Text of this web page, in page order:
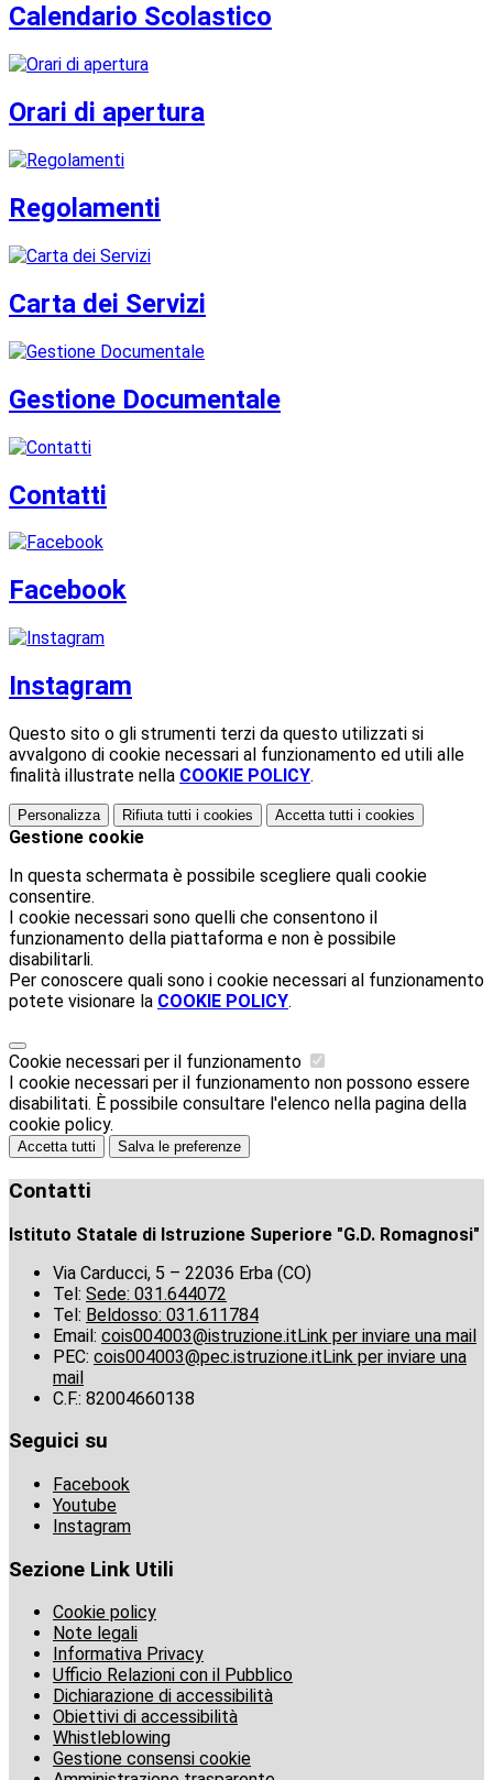
Calendario Scolastico
Orari di apertura
Regolamenti
Carta dei Servizi
Gestione Documentale
Contatti
Facebook
Instagram
Questo sito o gli strumenti terzi da questo utilizzati si
avvalgono di cookie necessari al funzionamento ed utili alle
finalità illustrate nella COOKIE POLICY.
Personalizza Rifiuta tutti i cookies Accetta tutti i cookies
Gestione cookie
In questa schermata è possibile scegliere quali cookie
consentire.
I cookie necessari sono quelli che consentono il
funzionamento della piattaforma e non è possibile
disabilitarli.
Per conoscere quali sono i cookie necessari al funzionamento
potete visionare la COOKIE POLICY.
Cookie necessari per il funzionamento
I cookie necessari per il funzionamento non possono essere
disabilitati. È possibile consultare l'elenco nella pagina della
cookie policy.
Accetta tutti Salva le preferenze
Contatti
Istituto Statale di Istruzione Superiore "G.D. Romagnosi"
Via Carducci, 5 – 22036 Erba (CO)
Tel: Sede: 031.644072
Tel: Beldosso: 031.611784
Email: cois004003@istruzione.itLink per inviare una mail
PEC: cois004003@pec.istruzione.itLink per inviare una
mail
C.F.: 82004660138
Seguici su
Facebook
Youtube
Instagram
Sezione Link Utili
Cookie policy
Note legali
Informativa Privacy
Ufficio Relazioni con il Pubblico
Dichiarazione di accessibilità
Obiettivi di accessibilità
Whistleblowing
Gestione consensi cookie